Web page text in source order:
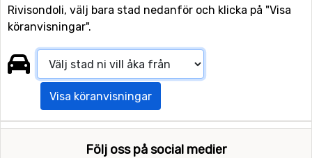
Rivisondoli, välj bara stad nedanför och klicka på "Visa
köranvisningar".
Visa köranvisningar
Följ oss på social medier